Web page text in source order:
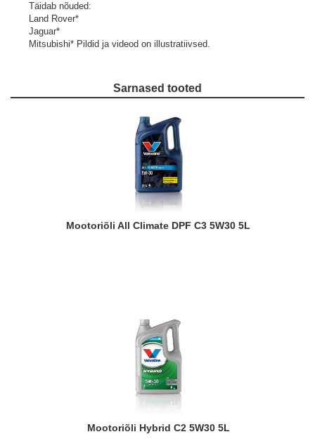
Täidab nõuded:
Land Rover*
Jaguar*
Mitsubishi* Pildid ja videod on illustratiivsed.
Sarnased tooted
Mootoriõli All Climate DPF C3 5W30 5L
Mootoriõli Hybrid C2 5W30 5L